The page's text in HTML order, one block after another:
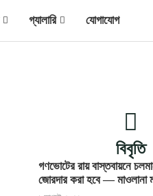
গ্যালারি যোগাযোগ
বিবৃতি
গণভোটের রায় বাস্তবায়নে
জোরদার করা হবে — মাওলানা